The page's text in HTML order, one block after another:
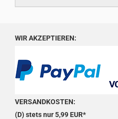
WIR AKZEPTIEREN:
VERSANDKOSTEN:
(D) stets nur 5,99 EUR*